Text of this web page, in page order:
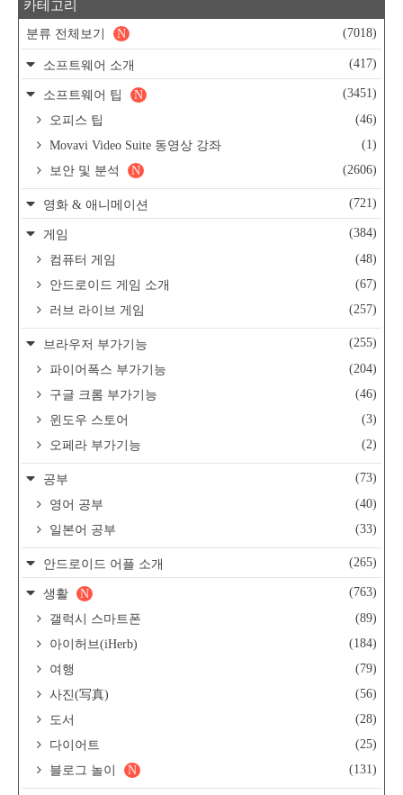
카테고리
분류 전체보기 (7018)
N
소프트웨어 소개 (417)
소프트웨어 팁 (3451)
N
오피스 팁
(46)
Movavi Video Suite 동영상 강좌
(1)
보안 및 분석
(2606)
N
영화 & 애니메이션 (721)
게임
(384)
컴퓨터 게임
(48)
안드로이드 게임 소개
(67)
러브 라이브 게임
(257)
브라우저 부가기능
(255)
파이어폭스 부가기능
(204)
구글 크롬 부가기능
(46)
윈도우 스토어
(3)
오페라 부가기능
(2)
공부
(73)
영어 공부
(40)
일본어 공부
(33)
안드로이드 어플 소개 (265)
생활 (763)
N
갤럭시 스마트폰
(89)
아이허브(iHerb)
(184)
여행
(79)
사진(写真)
(56)
도서
(28)
다이어트
(25)
블로그 놀이
(131)
N